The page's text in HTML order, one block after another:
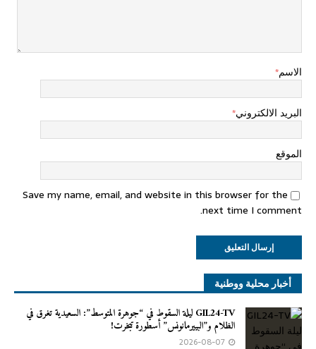
الاسم*
البريد الالكتروني*
الموقع
Save my name, email, and website in this browser for the
next time I comment.
أخبار محلية ووطنية
GIL24-TV ليلة السقوط في “جوهرة المتوسط”: السعيدية تغرق في
الظلام و”البييرمانونس” أسطورة تبخرت!
2026-08-07